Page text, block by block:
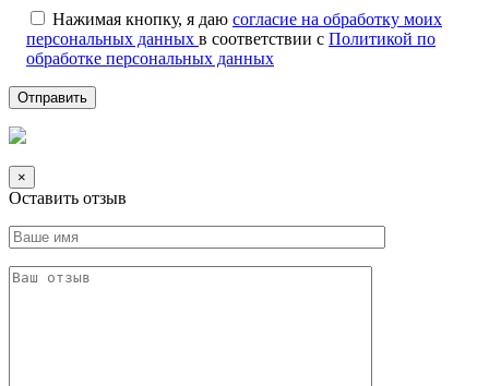
Нажимая кнопку, я даю согласие на обработку моих
персональных данных в соответствии с Политикой по
обработке персональных данных
×
Оставить отзыв